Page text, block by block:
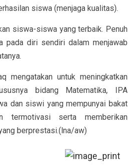
siswa (menjaga kualitas).
siswa-siswa yang terbaik. Penuh
pada diri sendiri dalam menjawab
mengatakan untuk meningkatkan
bidang Matematika, IPA
dan siswi yang mempunyai bakat
termotivasi serta memberikan
berprestasi.(lna/aw)